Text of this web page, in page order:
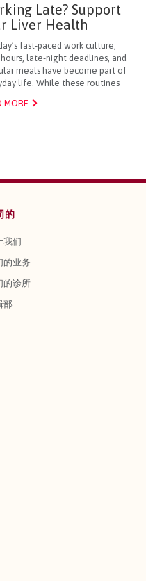
Late? Support
Liver Health
fast-paced work culture,
hours, late-night deadlines, and
meals have become part of
life. While these routines
MORE
的
我们
的业务
的诊所
部